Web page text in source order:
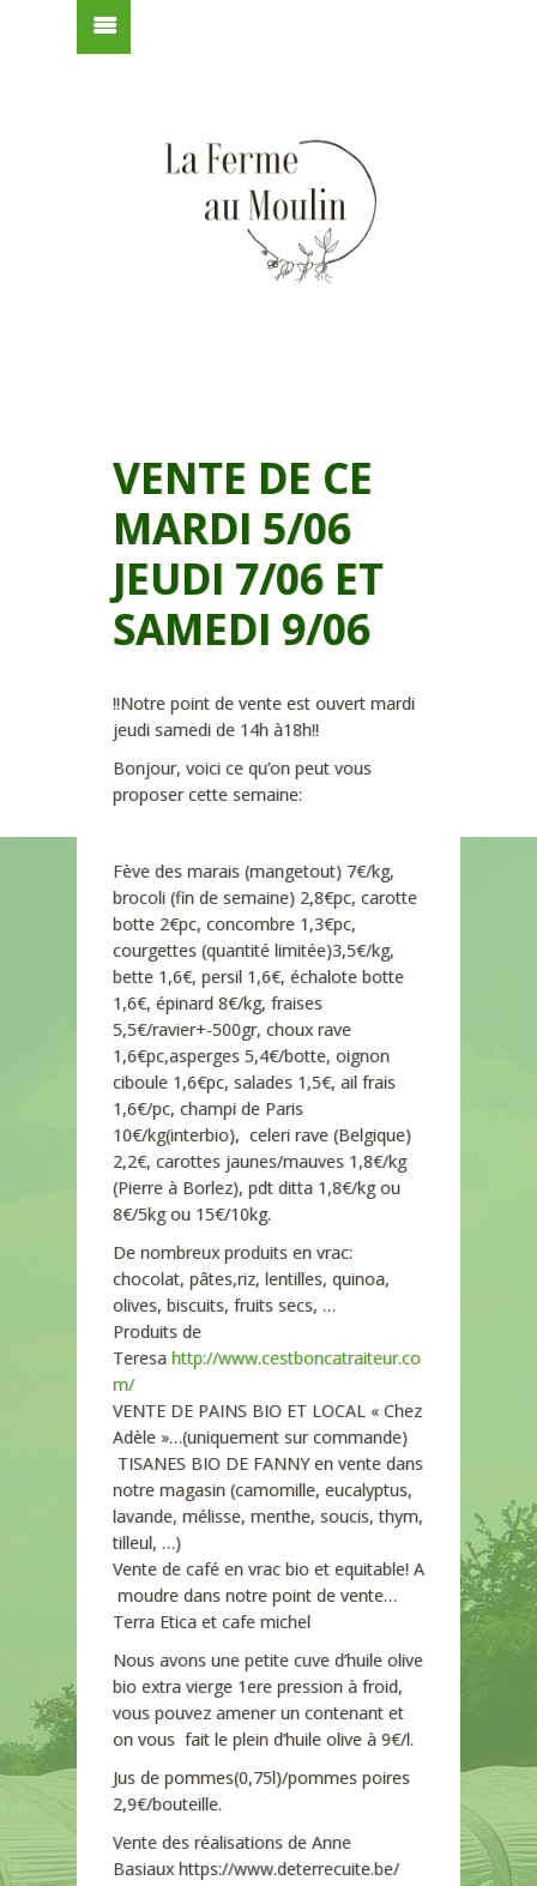
VENTE DE CE
MARDI 5/06
JEUDI 7/06 ET
SAMEDI 9/06
!!Notre point de vente est ouvert mardi
jeudi samedi de 14h à18h!!
Bonjour, voici ce qu’on peut vous
proposer cette semaine:
Fève des marais (mangetout) 7€/kg,
brocoli (fin de semaine) 2,8€pc, carotte
botte 2€pc, concombre 1,3€pc,
courgettes (quantité limitée)3,5€/kg,
bette 1,6€, persil 1,6€, échalote botte
1,6€, épinard 8€/kg, fraises
5,5€/ravier+-500gr, choux rave
1,6€pc,asperges 5,4€/botte, oignon
ciboule 1,6€pc, salades 1,5€, ail frais
1,6€/pc, champi de Paris
10€/kg(interbio), celeri rave (Belgique)
2,2€, carottes jaunes/mauves 1,8€/kg
(Pierre à Borlez), pdt ditta 1,8€/kg ou
8€/5kg ou 15€/10kg.
De nombreux produits en vrac:
chocolat, pâtes,riz, lentilles, quinoa,
olives, biscuits, fruits secs, …
Produits de
Teresa http://www.cestboncatraiteur.co
m/
VENTE DE PAINS BIO ET LOCAL « Chez
Adèle »…(uniquement sur commande)
TISANES BIO DE FANNY en vente dans
notre magasin (camomille, eucalyptus,
lavande, mélisse, menthe, soucis, thym,
tilleul, …)
Vente de café en vrac bio et equitable! A
moudre dans notre point de vente…
Terra Etica et cafe michel
Nous avons une petite cuve d’huile olive
bio extra vierge 1ere pression à froid,
vous pouvez amener un contenant et
on vous fait le plein d’huile olive à 9€/l.
Jus de pommes(0,75l)/pommes poires
2,9€/bouteille.
Vente des réalisations de Anne
Basiaux https://www.deterrecuite.be/